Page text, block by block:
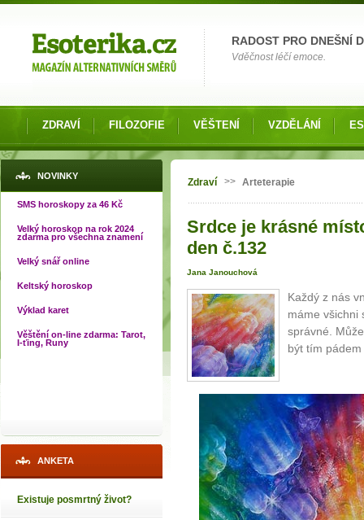
RADOST PRO DNEŠNÍ
Vděčnost léčí emoce.
ZDRAVÍ FILOZOFIE VĚŠTENÍ VZDĚLÁNÍ
NOVINKY
SMS horoskopy za 46 Kč
Velký horoskop na rok 2024
zdarma pro všechna znamení
Velký snář online
Keltský horoskop
Výklad karet
Věštění on-line zdarma: Tarot,
I-ťing, Runy
ANKETA
Existuje posmrtný život?
Jste zde
Zdraví >> Arteterapie
Srdce je krásné
den č.132
Jana Janouchová
Každý z nás
máme všichni
správné.
být tím